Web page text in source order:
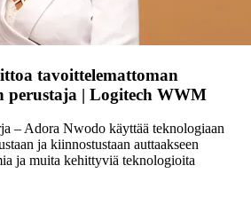
tavoittelemattoman
perustaja | Logitech WWM
– Adora Nwodo käyttää teknologiaan
ja kiinnostustaan auttaakseen
ja muita kehittyviä teknologioita